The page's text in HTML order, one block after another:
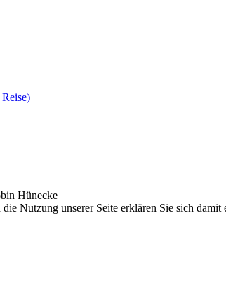
Hünecke
Nutzung unserer Seite erklären Sie sich damit